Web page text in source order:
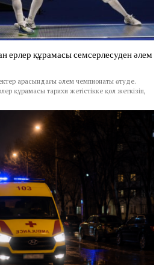
ерлер құрамасы семсерлесуден әлем
арасындағы әлем чемпионаты өтуде.
құрамасы тарихи жетістікке қол жеткізіп,